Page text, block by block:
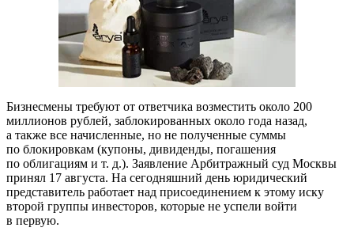
Бизнесмены требуют от ответчика возместить около 200
миллионов рублей, заблокированных около года назад,
а также все начисленные, но не полученные суммы
по блокировкам (купоны, дивиденды, погашения
по облигациям и т. д.). Заявление Арбитражный суд Москвы
принял 17 августа. На сегодняшний день юридический
представитель работает над присоединением к этому иску
второй группы инвесторов, которые не успели войти
в первую.